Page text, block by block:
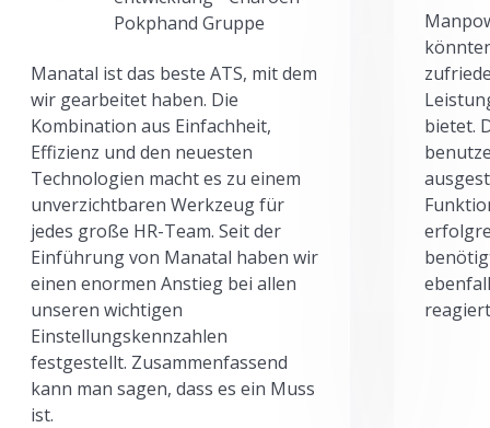
Pokphand Gruppe
Manatal ist das beste ATS, mit dem
wir gearbeitet haben. Die
Kombination aus Einfachheit,
Effizienz und den neuesten
Technologien macht es zu einem
unverzichtbaren Werkzeug für
jedes große HR-Team. Seit der
Einführung von Manatal haben wir
einen enormen Anstieg bei allen
unseren wichtigen
Einstellungskennzahlen
festgestellt. Zusammenfassend
kann man sagen, dass es ein Muss
ist.
bietet.